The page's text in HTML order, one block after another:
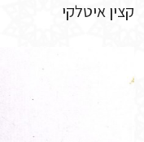
קצין איטלקי